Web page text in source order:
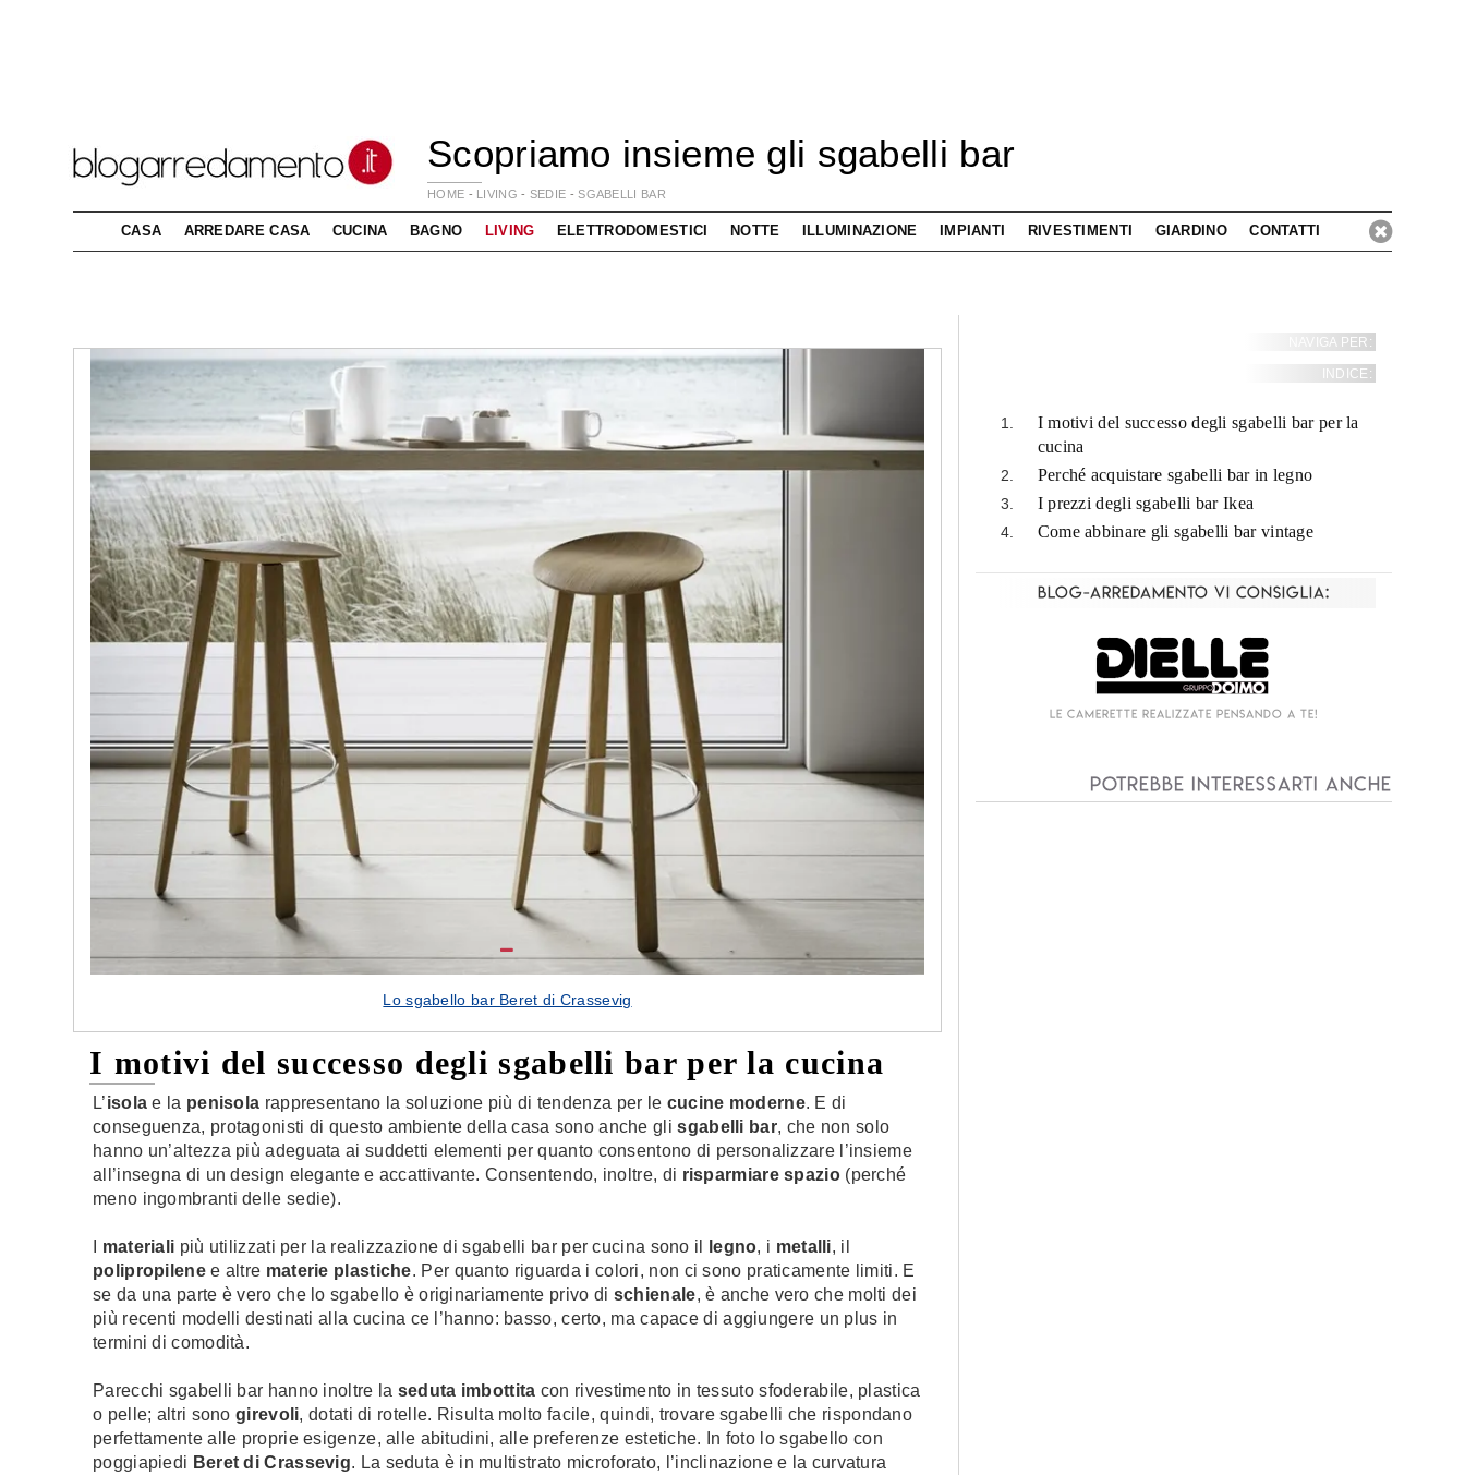
Scopriamo insieme gli sgabelli bar
HOME - LIVING - SEDIE -SGABELLI BAR
CASA ARREDARE CASA CUCINA BAGNO LIVING ELETTRODOMESTICI NOTTE ILLUMINAZIONE IMPIANTI RIVESTIMENTI GIARDINO CONTATTI
Lo sgabello bar Beret di Crassevig
I motivi del successo degli sgabelli bar per la cucina
L’isola e la penisola rappresentano la soluzione più di tendenza per le cucine moderne. E di
conseguenza, protagonisti di questo ambiente della casa sono anche glisgabelli bar, che non solo
hanno un’altezza più adeguata ai suddetti elementi per quanto consentono di personalizzare l’insieme
all’insegna di un design elegante e accattivante. Consentendo, inoltre, di risparmiare spazio(perché
meno ingombranti delle sedie).
materiali più utilizzati per la realizzazione di sgabelli bar per cucina sono il legno, i metalli, il
polipropilenee altre materie plastiche. Per quanto riguarda i colori, non ci sono praticamente limiti. E
se da una parte è vero che lo sgabello è originariamente privo di schienale, è anche vero che molti dei
più recenti modelli destinati alla cucina ce l’hanno: basso, certo, ma capace di aggiungere un plus in
termini di comodità.
Parecchi sgabelli bar hanno inoltre la seduta imbottita con rivestimento in tessuto sfoderabile, plastica
o pelle; altri sonogirevoli, dotati di rotelle. Risulta molto facile, quindi, trovare sgabelli che rispondano
perfettamente alle proprie esigenze, alle abitudini, alle preferenze estetiche. In foto lo sgabello con
poggiapiedi Beret di Crassevig. La seduta è in multistrato microforato, l’inclinazione e la curvatura
NAVIGA PER:
INDICE:
I motivi del successo degli sgabelli bar per la
cucina
Perché acquistare sgabelli bar in legno
I prezzi degli sgabelli bar Ikea
Come abbinare gli sgabelli bar vintage
Blog-Arredamento vi consiglia:
nostre porte Cappe cucina dal design innovativo
Le camerette realizzate pensando a te!
Potrebbe interessarti anche